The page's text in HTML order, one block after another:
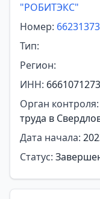
"РОБИТЭКС"
Номер:
Тип:
Регион:
ИНН: 6661071273
Орган контроля:
труда в
Дата начала:
Статус: